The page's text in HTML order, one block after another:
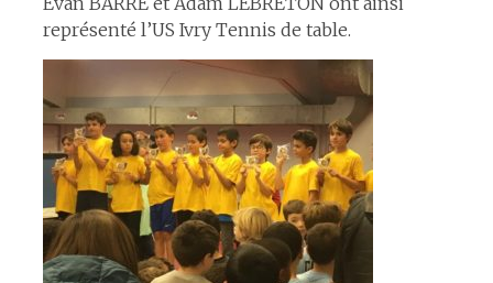
représenté l’US Ivry Tennis de table.